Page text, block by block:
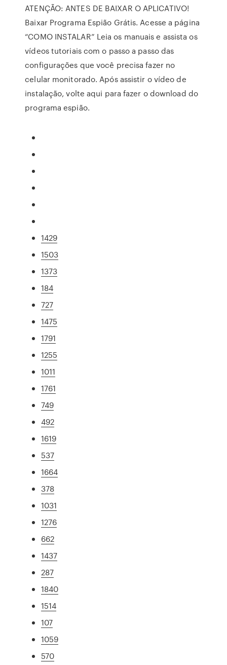
ATENÇÃO: ANTES DE BAIXAR O APLICATIVO!
Baixar Programa Espião Grátis. Acesse a página
“COMO INSTALAR” Leia os manuais e assista os
vídeos tutoriais com o passo a passo das
configurações que você precisa fazer no
celular monitorado. Após assistir o vídeo de
instalação, volte aqui para fazer o download do
programa espião.
1429
1503
1373
184
727
1475
1791
1255
1011
1761
749
492
1619
537
1664
378
1031
1276
662
1437
287
1840
1514
107
1059
570